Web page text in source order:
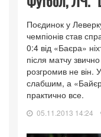
Поєдинок у
чемпіонів став
0:4 від «Баєра»
після матчу звично
розгромив не він.
слабшим, а
практично все.
05.11.2013 14:24